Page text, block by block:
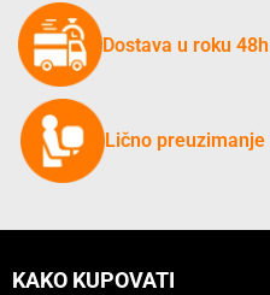
Dostava u roku 48h
Lično preuzimanje
KAKO KUPOVATI